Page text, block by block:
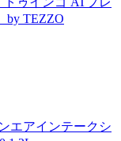
by TEZZO
エアインテークシ